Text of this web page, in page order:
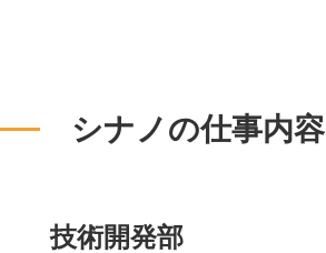
シナノの仕事内容
技術開発部